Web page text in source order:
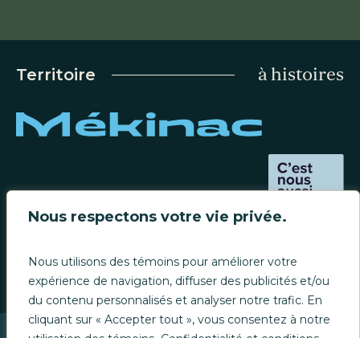
Nous respectons votre vie privée.
Nous utilisons des témoins pour améliorer votre
expérience de navigation, diffuser des publicités et/ou
du contenu personnalisés et analyser notre trafic. En
cliquant sur « Accepter tout », vous consentez à notre
Territoire à histoires
Carrière